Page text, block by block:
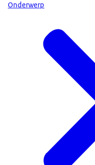
Onderwerp